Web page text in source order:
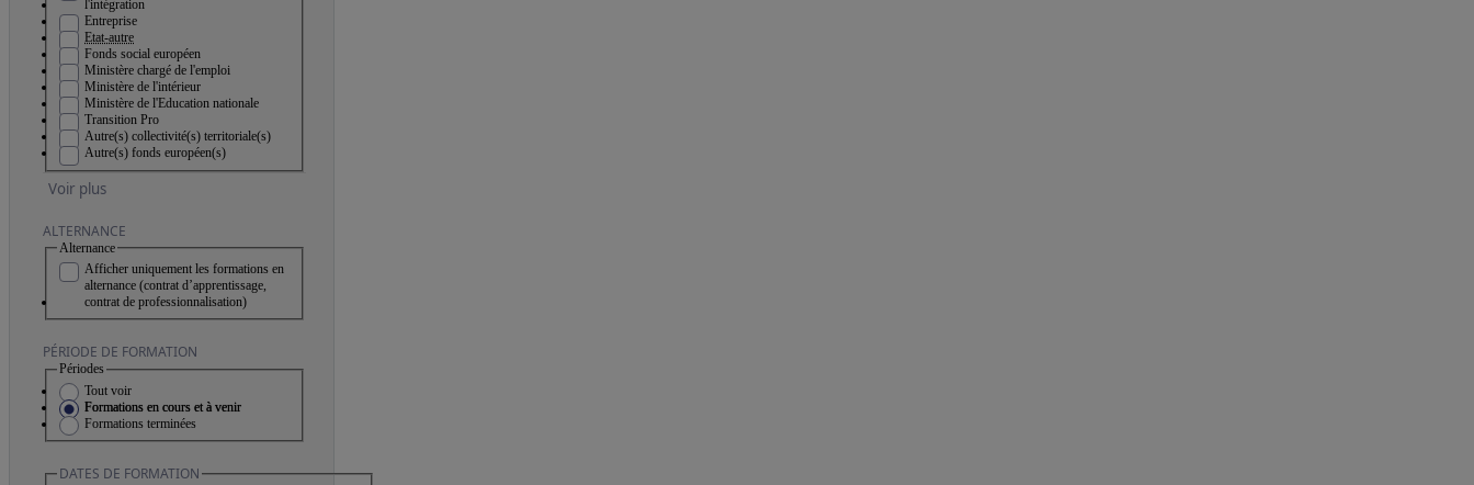
l'intégration
Entreprise
Etat-autre
Fonds social européen
Ministère chargé de l'emploi
Ministère de l'intérieur
Ministère de l'Education nationale
Transition Pro
Autre(s) collectivité(s) territoriale(s)
Autre(s) fonds européen(s)
Voir plus
ALTERNANCE
Alternance
Afficher uniquement les formations en
alternance (contrat d’apprentissage,
contrat de professionnalisation)
PÉRIODE DE FORMATION
Périodes
Tout voir
Formations en cours et à venir
Formations terminées
DATES DE FORMATION